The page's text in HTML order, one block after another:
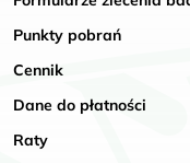
Punkty pobrań
Cennik
Dane do płatności
Raty